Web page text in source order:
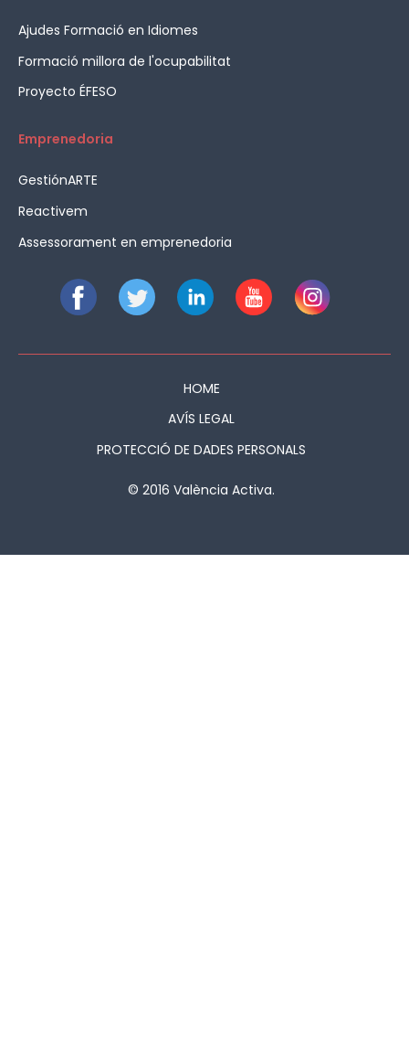
Ajudes Formació en Idiomes
Formació millora de l'ocupabilitat
Proyecto ÉFESO
Emprenedoria
GestiónARTE
Reactivem
Assessorament en emprenedoria
HOME
AVÍS LEGAL
PROTECCIÓ DE DADES PERSONALS
© 2016 València Activa.